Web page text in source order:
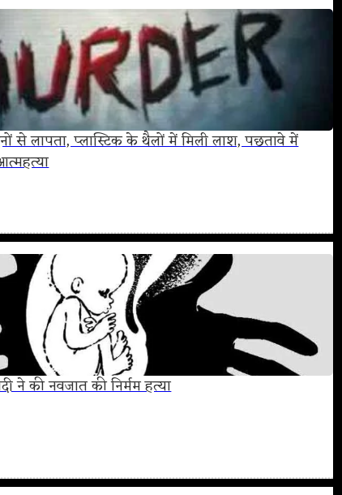
से लापता, प्लास्टिक के थैलों में मिली लाश, पछतावे में
ने की नवजात की निर्मम हत्या